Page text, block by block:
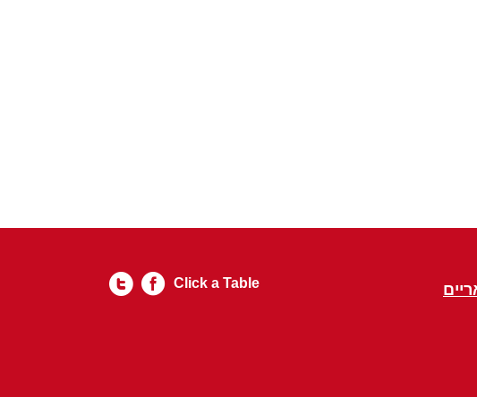
Click a Table